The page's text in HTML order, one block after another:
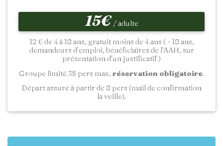
15€ / adulte
12 € de 4 à 18 ans, gratuit moins de 4 ans ( - 18 ans,
demandeurs d’emploi, bénéficiaires de l’AAH, sur
présentation d’un justificatif )
Groupe limité 35 pers max, réservation obligatoire.
Départ assuré à partir de 8 pers (mail de confirmation
la veille).